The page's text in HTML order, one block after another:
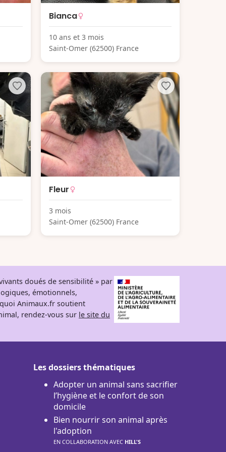
Bianca
10 ans et 3 mois
Saint-Omer (62500) France
Fleur
3 mois
Saint-Omer (62500) France
doués de sensibilité » par
émotionnels,
Animaux.fr soutient
rendez-vous sur le site du
Les dossiers thématiques
Adopter un animal sans sacrifier
l’hygiène et le confort de son
domicile
Bien nourrir son animal après
l'adoption
EN COLLABORATION AVEC HILL'S